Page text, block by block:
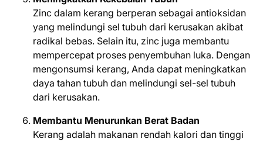
Zinc dalam kerang berperan sebagai antioksidan
yang melindungi sel tubuh dari kerusakan akibat
radikal bebas. Selain itu, zinc juga membantu
mempercepat proses penyembuhan luka. Dengan
mengonsumsi kerang, Anda dapat meningkatkan
daya tahan tubuh dan melindungi sel-sel tubuh
dari kerusakan.
Membantu Menurunkan Berat Badan
Kerang adalah makanan rendah kalori dan tinggi